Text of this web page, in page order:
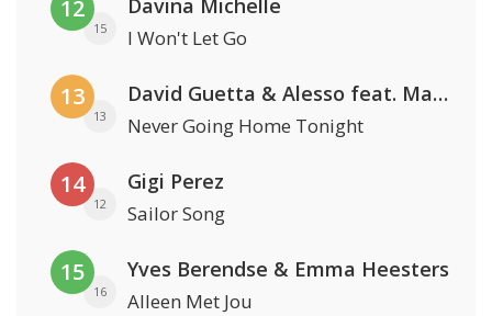
12
15
Davina Michelle
I Won't Let Go
13
13
David Guetta & Alesso feat. Madison Love
Never Going Home Tonight
14
12
Gigi Perez
Sailor Song
15
16
Yves Berendse & Emma Heesters
Alleen Met Jou